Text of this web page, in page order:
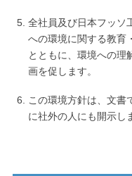
全社員及び日本フッソ
への環境に関する教育
とともに、環境への理
画を促します。
この環境方針は、文書
に社外の人にも開示し